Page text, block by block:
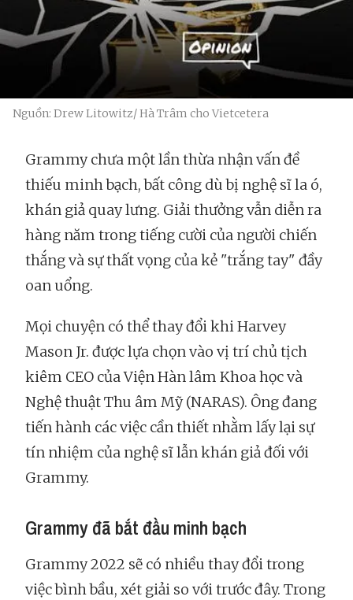
Nguồn: Drew Litowitz/ Hà Trâm cho Vietcetera
Grammy chưa một lần thừa nhận vấn đề
thiếu minh bạch, bất công dù bị nghệ sĩ la ó,
khán giả quay lưng. Giải thưởng vẫn diễn ra
hàng năm trong tiếng cười của người chiến
thắng và sự thất vọng của kẻ "trắng tay" đầy
oan uổng.
Mọi chuyện có thể thay đổi khi Harvey
Mason Jr. được lựa chọn vào vị trí chủ tịch
kiêm CEO của Viện Hàn lâm Khoa học và
Nghệ thuật Thu âm Mỹ (NARAS). Ông đang
tiến hành các việc cần thiết nhằm lấy lại sự
tín nhiệm của nghệ sĩ lẫn khán giả đối với
Grammy.
Grammy đã bắt đầu minh bạch
Grammy 2022 sẽ có nhiều thay đổi trong
việc bình bầu, xét giải so với trước đây. Trong